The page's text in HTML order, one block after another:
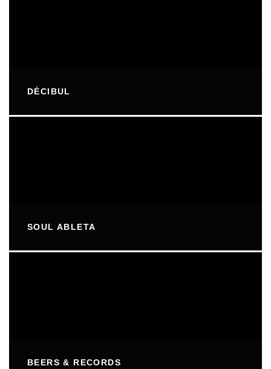
DÉCIBUL
SOUL ABLETA
BEERS & RECORDS